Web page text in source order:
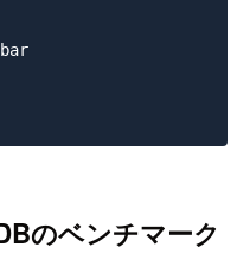
のベンチマーク